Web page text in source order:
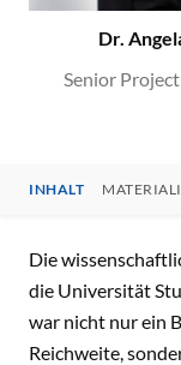
Dr.
Senior
INHALT
INHALT
Die
die Universität
war nicht nur ein
Reichweite,